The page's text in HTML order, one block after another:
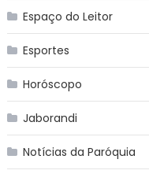
Espaço do Leitor
Esportes
Horóscopo
Jaborandi
Notícias da Paróquia